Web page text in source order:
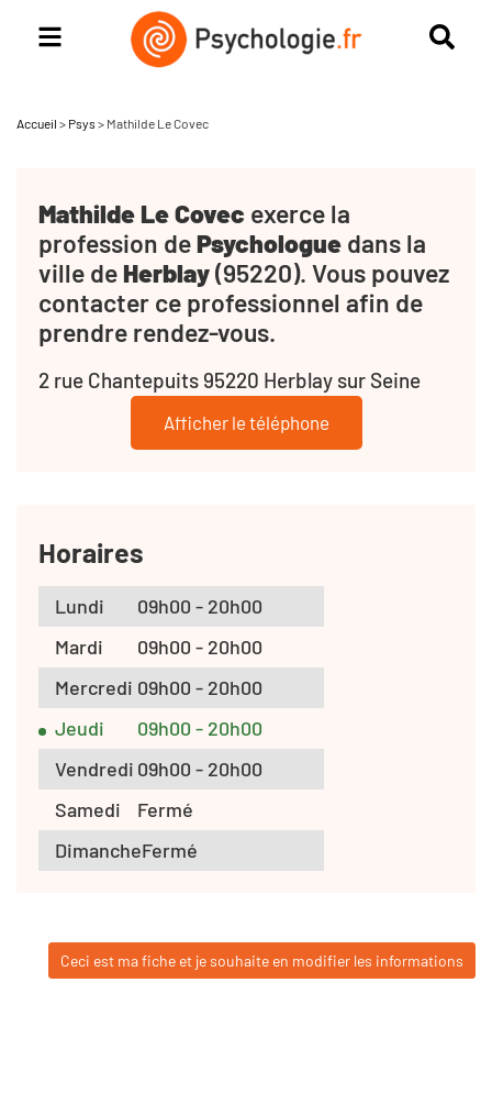
Accueil > Psys > Mathilde Le Covec
Mathilde Le Covec exerce la
profession dePsychologue dans la
ville de Herblay(95220). Vous pouvez
contacter ce professionnel afin de
prendre rendez-vous.
2 rue Chantepuits 95220 Herblay sur Seine
Afficher le téléphone
Horaires
Lundi
09h00 - 20h00
Mardi
09h00 - 20h00
Mercredi 09h00 - 20h00
Jeudi
09h00 - 20h00
Vendredi 09h00 - 20h00
Samedi
Fermé
DimancheFermé
Ceci est ma fiche et je souhaite en modifier les informations